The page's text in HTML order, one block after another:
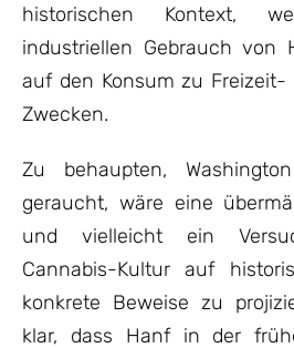
historischen Kontext,
industriellen Gebrauch
auf den Konsum zu Freizeit-
Zwecken.
Zu behaupten,
geraucht, wäre eine
und vielleicht ein
Cannabis-Kultur auf
konkrete Beweise zu
klar, dass Hanf in der